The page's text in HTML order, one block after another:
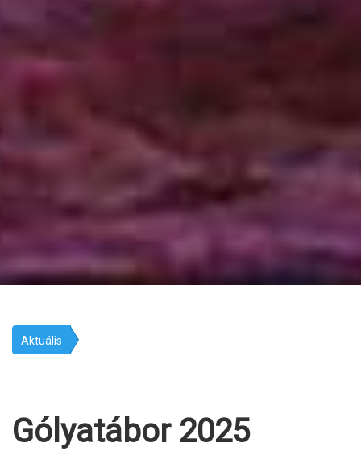
Aktuális
Gólyatábor 2025